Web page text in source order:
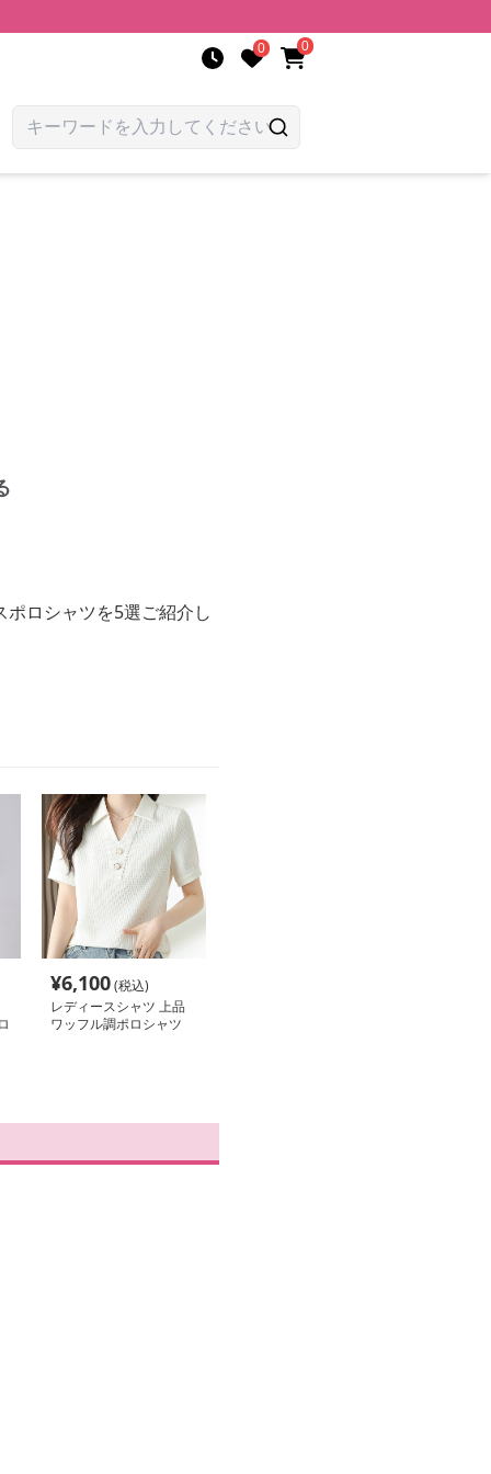
0 0
ロシャツを5選ご紹介し
¥6,100(税込)
レディースシャツ 上品
ワッフル調ポロシャツ